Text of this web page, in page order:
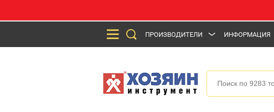
ПРОИЗВОДИТЕЛИ ИНФОРМАЦИЯ